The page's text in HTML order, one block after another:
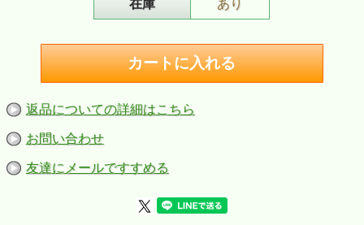
在庫 あり
返品についての詳細はこちら
お問い合わせ
友達にメールですすめる